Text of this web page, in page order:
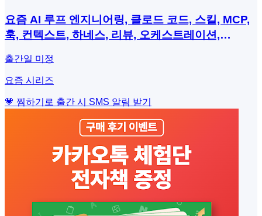
요즘 AI 루프 엔지니어링, 클로드 코드, 스킬, MCP,
훅, 컨텍스트, 하네스, 리뷰, 오케스트레이션,
출간일 미정
요즘 시리즈
💗 찜하기로 출간 시 SMS 알림 받기